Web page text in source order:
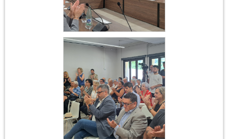
Constitució
Ajuntament 17 de juny
2023